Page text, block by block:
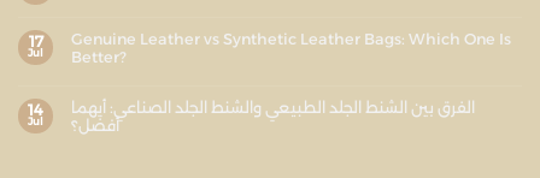
17
Jul
Genuine Leather vs Synthetic Leather Bags: Which One Is
Better?
14
Jul
الفرق بين الشنط الجلد الطبيعي والشنط الجلد الصناعي: أيهما
أفضل؟